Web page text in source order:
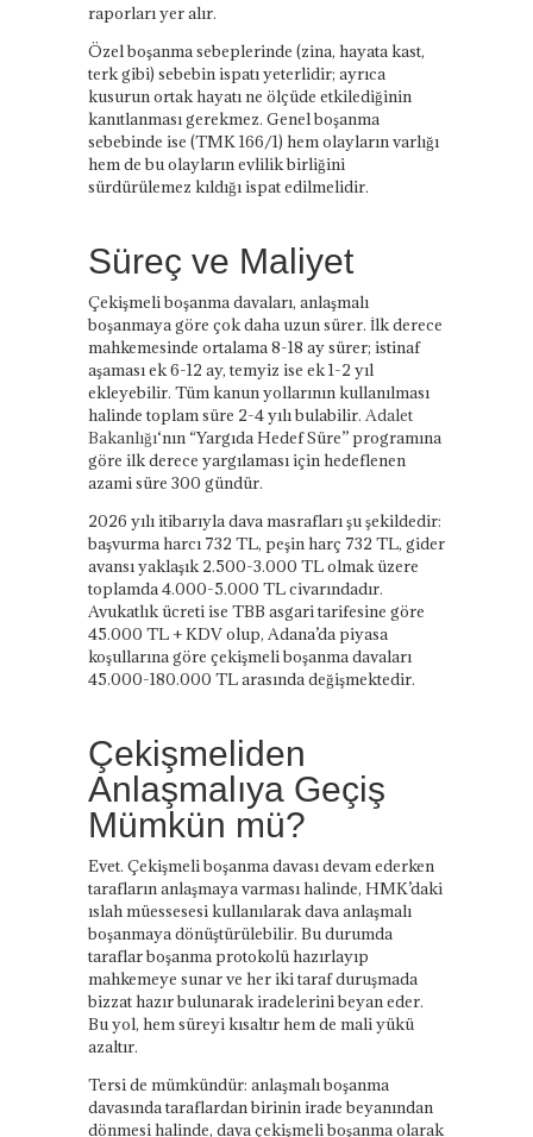
raporları yer alır.
Özel boşanma sebeplerinde (zina, hayata kast,
terk gibi) sebebin ispatı yeterlidir; ayrıca
kusurun ortak hayatı ne ölçüde etkilediğinin
kanıtlanması gerekmez. Genel boşanma
sebebinde ise (TMK 166/1) hem olayların varlığı
hem de bu olayların evlilik birliğini
sürdürülemez kıldığı ispat edilmelidir.
Süreç ve Maliyet
Çekişmeli boşanma davaları, anlaşmalı
boşanmaya göre çok daha uzun sürer. İlk derece
mahkemesinde ortalama 8-18 ay sürer; istinaf
aşaması ek 6-12 ay, temyiz ise ek 1-2 yıl
ekleyebilir. Tüm kanun yollarının kullanılması
halinde toplam süre 2-4 yılı bulabilir. Adalet
Bakanlığı‘nın “Yargıda Hedef Süre” programına
göre ilk derece yargılaması için hedeflenen
azami süre 300 gündür.
2026 yılı itibarıyla dava masrafları şu şekildedir:
başvurma harcı 732 TL, peşin harç 732 TL, gider
avansı yaklaşık 2.500-3.000 TL olmak üzere
toplamda 4.000-5.000 TL civarındadır.
Avukatlık ücreti ise TBB asgari tarifesine göre
45.000 TL + KDV olup, Adana’da piyasa
koşullarına göre çekişmeli boşanma davaları
45.000-180.000 TL arasında değişmektedir.
Çekişmeliden
Anlaşmalıya Geçiş
Mümkün mü?
Evet. Çekişmeli boşanma davası devam ederken
tarafların anlaşmaya varması halinde, HMK’daki
ıslah müessesesi kullanılarak dava anlaşmalı
boşanmaya dönüştürülebilir. Bu durumda
taraflar boşanma protokolü hazırlayıp
mahkemeye sunar ve her iki taraf duruşmada
bizzat hazır bulunarak iradelerini beyan eder.
Bu yol, hem süreyi kısaltır hem de mali yükü
azaltır.
Tersi de mümkündür: anlaşmalı boşanma
davasında taraflardan birinin irade beyanından
dönmesi halinde, dava çekişmeli boşanma olarak